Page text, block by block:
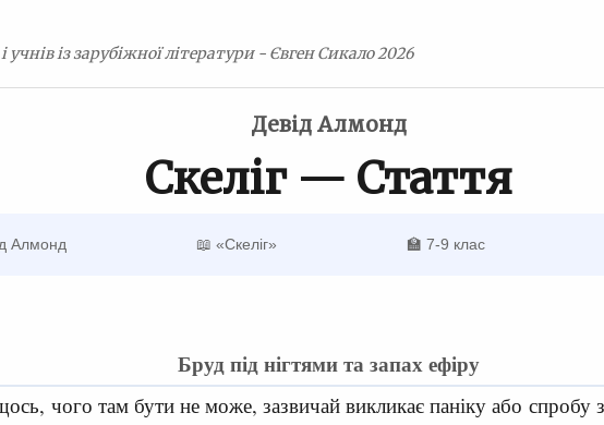
учнів із зарубіжної літератури - Євген Сикало 2026
Девід Алмонд
Скеліг — Стаття
Алмонд 📖 «Скеліг» 🏫 7-9 клас
Бруд під нігтями та запах ефіру
чого там бути не може, зазвичай викликає паніку або спробу